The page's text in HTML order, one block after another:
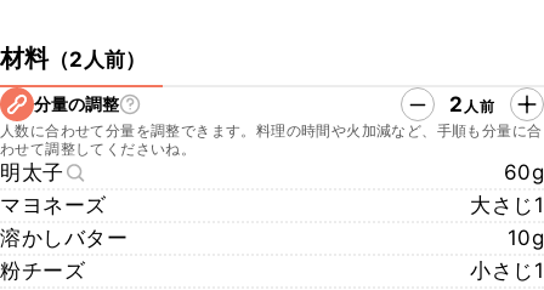
材料（2人前）
分量の調整 2 人前
人数に合わせて分量を調整できます。料理の時間や火加減など、手順も分量に合
わせて調整してくださいね。
明太子
60g
マヨネーズ
大さじ1
溶かしバター
10g
粉チーズ
小さじ1